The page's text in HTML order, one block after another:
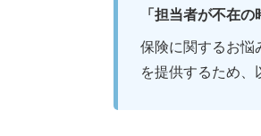
「担当者が不在
保険に関するお悩
を提供するため、